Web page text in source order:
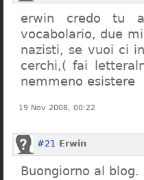
erwin credo tu
vocabolario, due
nazisti, se vuoi ci
cerchi,( fai
nemmeno esistere
19 Nov 2008, 00:22
#21 Erwin
Buongiorno al blog.